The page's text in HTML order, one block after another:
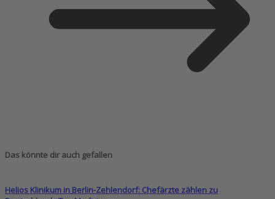
Das könnte dir auch gefallen
Helios Klinikum in Berlin-Zehlendorf: Chefärzte zählen zu